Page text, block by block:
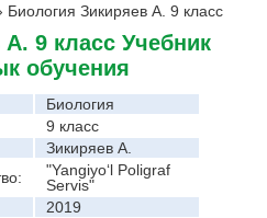
Биология Зикиряев А. 9 класс
9 класс Учебник
обучения
Биология
9 класс
Зикиряев А.
"Yangiyo‘l Poligraf
Servis"
2019